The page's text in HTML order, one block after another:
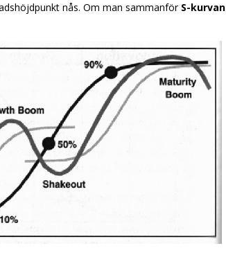
nås. Om man sammanför S-kurvan